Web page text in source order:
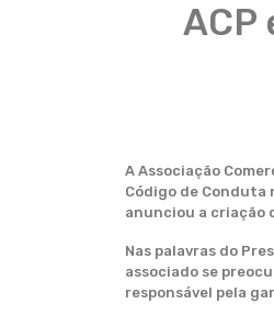
ACP
A Associação
Código de Conduta
anunciou a criação
Nas palavras do
associado se
responsável pela